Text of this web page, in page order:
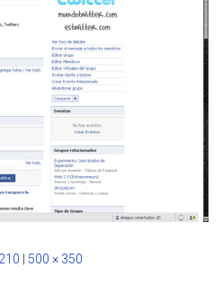
| 500 × 350